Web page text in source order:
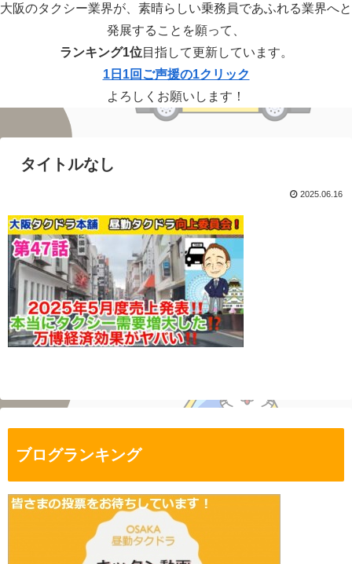
大阪のタクシー業界が、素晴らしい乗務員であふれる業界へと
発展することを願って、
ランキング1位目指して更新しています。
1日1回ご声援の1クリック
よろしくお願いします！
タイトルなし
2025.06.16
ブログランキング